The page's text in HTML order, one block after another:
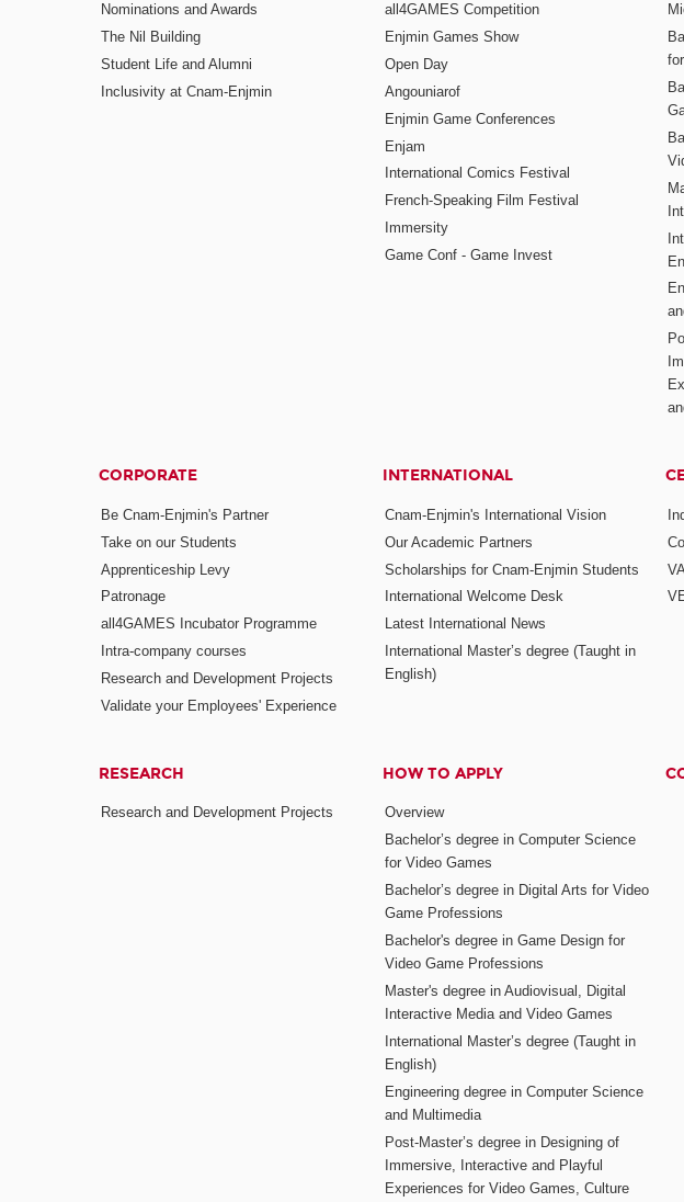
Nominations and Awards
The Nil Building
Student Life and Alumni
Inclusivity at Cnam-Enjmin
all4GAMES Competition
Enjmin Games Show
Open Day
Angouniarof
Enjmin Game Conferences
Enjam
International Comics Festival
French-Speaking Film Festival
Immersity
Game Conf - Game Invest
CORPORATE
Be Cnam-Enjmin's Partner
Take on our Students
Apprenticeship Levy
Patronage
all4GAMES Incubator Programme
Intra-company courses
Research and Development Projects
Validate your Employees' Experience
INTERNATIONAL
Cnam-Enjmin's International Vision
Our Academic Partners
Scholarships for Cnam-Enjmin Students
International Welcome Desk
Latest International News
International Master’s degree (Taught in
English)
RESEARCH
Research and Development Projects
HOW TO APPLY
Overview
Bachelor’s degree in Computer Science
for Video Games
Bachelor’s degree in Digital Arts for Video
Game Professions
Bachelor's degree in Game Design for
Video Game Professions
Master's degree in Audiovisual, Digital
Interactive Media and Video Games
International Master’s degree (Taught in
English)
Engineering degree in Computer Science
and Multimedia
Post-Master’s degree in Designing of
Immersive, Interactive and Playful
Experiences for Video Games, Culture